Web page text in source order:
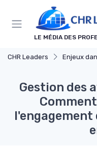
LE MÉDIA DES
CHR Leaders Enjeux
Gestion des
Panneau de gestion des